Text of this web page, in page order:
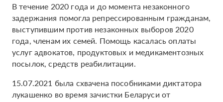
В течение 2020 года и до момента незаконного
задержания помогла репрессированным гражданам,
выступившим против незаконных выборов 2020
года, членам их семей. Помощь касалась оплаты
услуг адвокатов, продуктовых и медикаментозных
посылок, средств реабилитации.
15.07.2021 была схвачена пособниками диктатора
лукашенко во время зачистки Беларуси от